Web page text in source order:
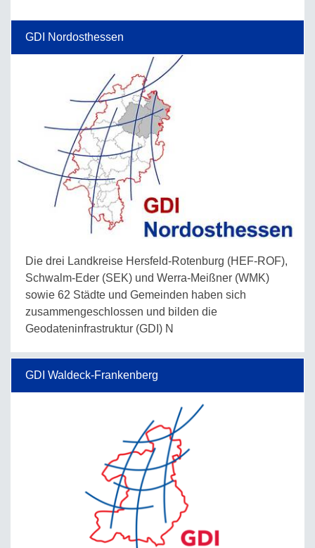
GDI Nordosthessen
Die drei Landkreise Hersfeld-Rotenburg (HEF-ROF),
Schwalm-Eder (SEK) und Werra-Meißner (WMK)
sowie 62 Städte und Gemeinden haben sich
zusammengeschlossen und bilden die
Geodateninfrastruktur (GDI) N
GDI Waldeck-Frankenberg